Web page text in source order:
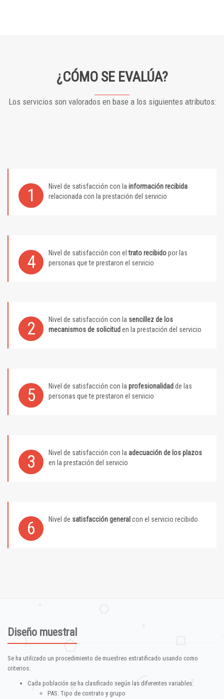
¿CÓMO SE EVALÚA?
Los servicios son valorados en base a los siguientes atributos:
1 Nivel de satisfacción con la información recibida
relacionada con la prestación del servicio
4 Nivel de satisfacción con eltrato recibidopor las
personas que te prestaron el servicio
2 Nivel de satisfacción con la sencillez de los
mecanismos de solicitud en la prestación del servicio
5 Nivel de satisfacción con la profesionalidad de las
personas que te prestaron el servicio
3 Nivel de satisfacción con la adecuación de los plazos
en la prestación del servicio
6 Nivel de satisfacción general con el servicio recibido
Diseño muestral
Se ha utilizado un procedimiento de muestreo estratificado usando como
criterios:
Cada población se ha clasificado según las diferentes variables:
PAS: Tipo de contrato y grupo